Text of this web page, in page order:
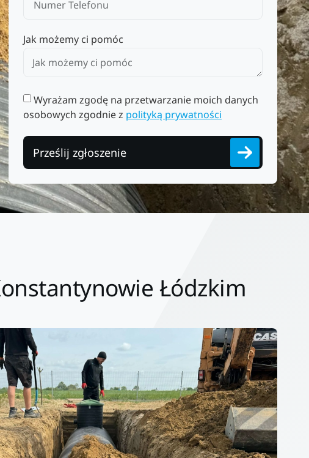
Jak możemy ci pomóc
Wyrażam zgodę na przetwarzanie moich danych
osobowych zgodnie z polityką prywatności
Prześlij zgłoszenie
Łódzkim